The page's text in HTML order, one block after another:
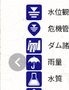
水位
危機
ダム
雨量
水質
chevron_left